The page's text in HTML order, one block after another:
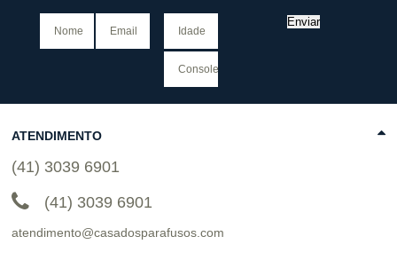
Enviar
ATENDIMENTO
(41) 3039 6901
(41) 3039 6901
atendimento@casadosparafusos.com